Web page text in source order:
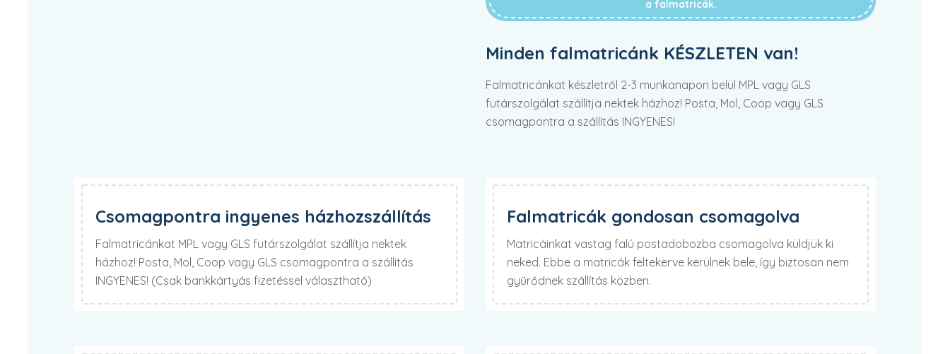
a falmatricák.
Minden falmatricánk KÉSZLETEN van!
Falmatricánkat készletről 2-3 munkanapon belül MPL vagy GLS
futárszolgálat szállítja nektek házhoz! Posta, Mol, Coop vagy GLS
csomagpontra a szállítás INGYENES!
Csomagpontra ingyenes házhozszállítás
Falmatricánkat MPL vagy GLS futárszolgálat szállítja nektek
házhoz! Posta, Mol, Coop vagy GLS csomagpontra a szállítás
INGYENES! (Csak bankkártyás fizetéssel választható)
Falmatricák gondosan csomagolva
Matricáinkat vastag falú postadobozba csomagolva küldjük ki
neked. Ebbe a matricák feltekerve kerülnek bele, így biztosan nem
gyűrődnek szállítás közben.